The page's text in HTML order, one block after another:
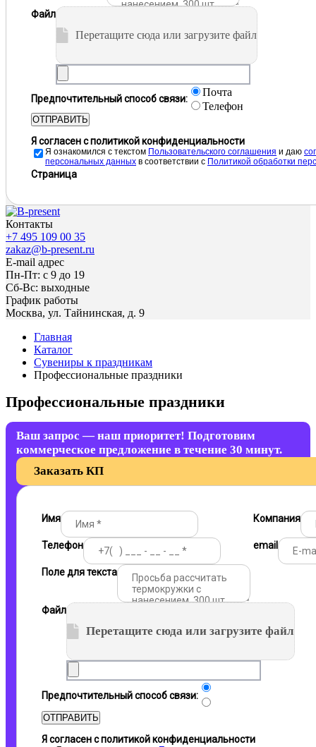
Файл
Перетащите сюда или загрузите файл
Предпочтительный способ связи:
Почта
Телефон
ОТПРАВИТЬ
Я согласен с политикой конфиденциальности
Я ознакомился с текстом Пользовательского соглашения и даю
персональных данных в соответствии с Политикой обработки
Страница
Контакты
+7 495 109 00 35
zakaz@b-present.ru
E-mail адрес
Пн-Пт: с 9 до 19
Сб-Вс: выходные
График работы
Москва, ул. Тайнинская, д. 9
Главная
Каталог
Сувениры к праздникам
Профессиональные праздники
Профессиональные праздники
Ваш запрос — наш приоритет! Подготовим
коммерческое предложение в течение 30 минут.
Заказать КП
Имя Компания
Телефон email
Поле для текста
Файл
Перетащите сюда или загрузите файл
Предпочтительный способ связи:
ОТПРАВИТЬ
Я согласен с политикой конфиденциальности